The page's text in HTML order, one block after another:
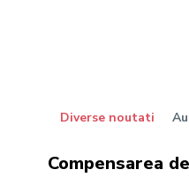
Diverse noutati
Compensarea